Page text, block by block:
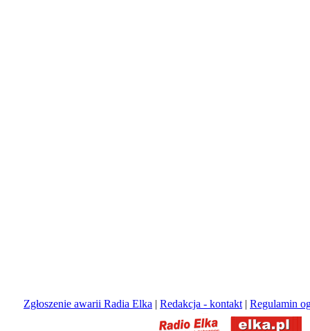
Zgłoszenie awarii Radia Elka | Redakcja - kontakt | Regulamin